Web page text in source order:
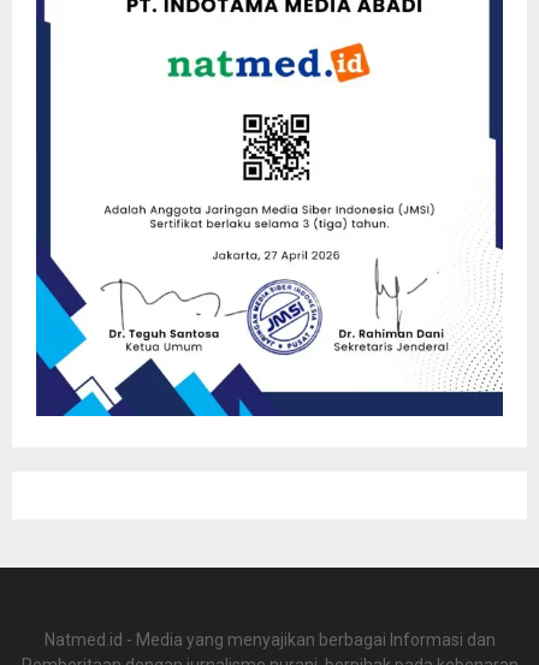
Natmed.id - Media yang menyajikan berbagai Informasi dan